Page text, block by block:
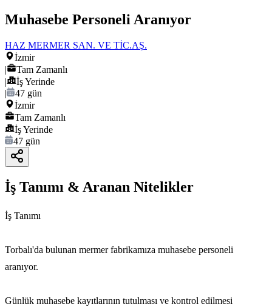
Muhasebe Personeli Aranıyor
HAZ MERMER SAN. VE TİC.AŞ.
İzmir
|
Tam Zamanlı
|
İş Yerinde
|
47 gün
İzmir
Tam Zamanlı
İş Yerinde
47 gün
İş Tanımı & Aranan Nitelikler
İş Tanımı
Torbalı'da bulunan mermer fabrikamıza muhasebe personeli
aranıyor.
Günlük muhasebe kayıtlarının tutulması ve kontrol edilmesi